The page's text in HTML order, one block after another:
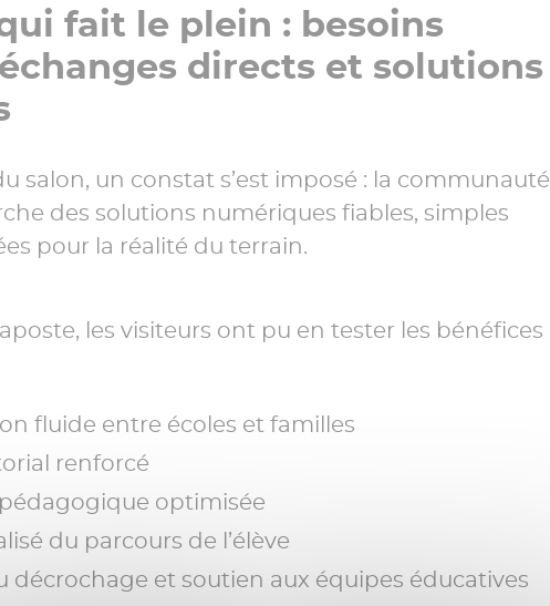
fait le plein : besoins
directs et solutions
salon, un constat s’est imposé : la communauté
des solutions numériques fiables, simples
pour la réalité du terrain.
les visiteurs ont pu en tester les bénéfices
fluide entre écoles et familles
renforcé
optimisée
du parcours de l’élève
décrochage et soutien aux équipes éducatives